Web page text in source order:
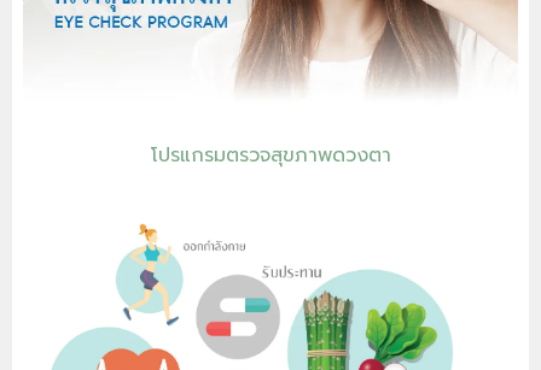
โปรแกรมตรวจสุขภาพดวงตา